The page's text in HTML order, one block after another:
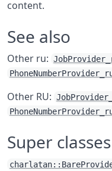
content.
See also
Other ru:
Other RU:
Super classes